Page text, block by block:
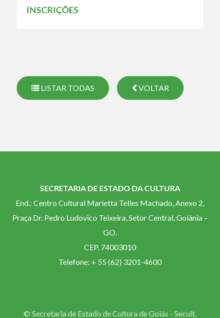
INSCRIÇÕES
LISTAR TODAS VOLTAR
SECRETARIA DE ESTADO DA CULTURA
End.: Centro Cultural Marietta Telles Machado, Anexo 2,
Praça Dr. Pedro Ludovico Teixeira, Setor Central, Goiânia –
GO.
CEP. 74003010
Telefone: + 55 (62) 3201-4600
© Secretaria de Estado de Cultura de Goiás - Secult.